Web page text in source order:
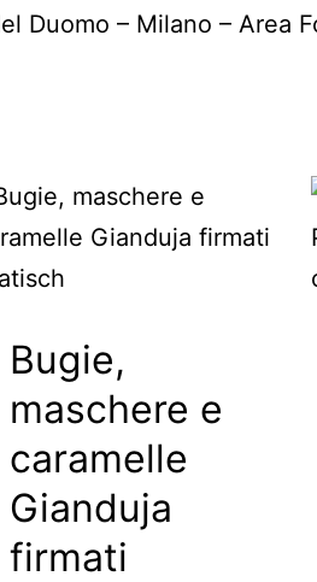
Duomo – Milano – Area
Bugie,
maschere e
caramelle
Gianduja
firmati